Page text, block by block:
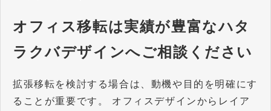
オフィス移転は実績が豊富なハタ
ラクバデザインへご相談ください
拡張移転を検討する場合は、動機や目的を明確にす
ることが重要です。 オフィスデザインからレイア